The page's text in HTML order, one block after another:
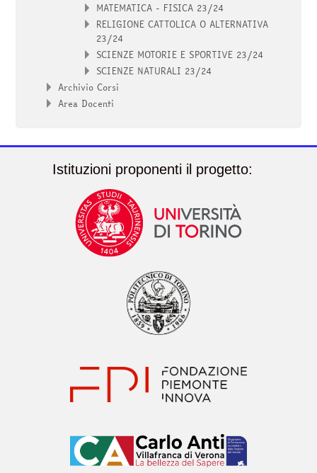
MATEMATICA - FISICA 23/24
RELIGIONE CATTOLICA O ALTERNATIVA
23/24
SCIENZE MOTORIE E SPORTIVE 23/24
SCIENZE NATURALI 23/24
Archivio Corsi
Area Docenti
Istituzioni proponenti il progetto: